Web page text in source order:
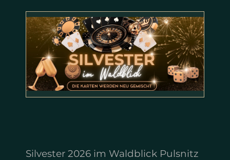
Silvester 2026 im Waldblick Pulsnitz